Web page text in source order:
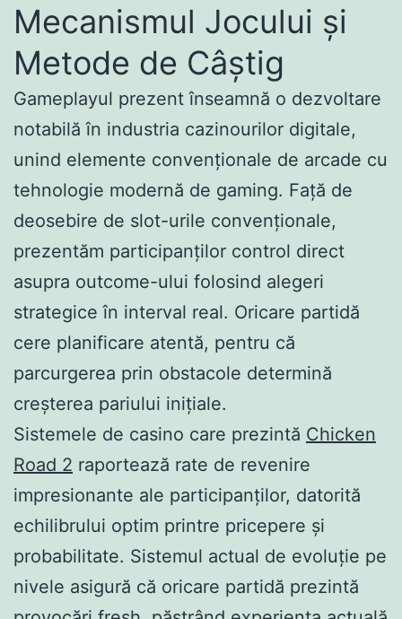
Mecanismul Jocului și
Metode de Câștig
Gameplayul prezent înseamnă o dezvoltare
notabilă în industria cazinourilor digitale,
unind elemente convenționale de arcade cu
tehnologie modernă de gaming. Față de
deosebire de slot-urile convenționale,
prezentăm participanților control direct
asupra outcome-ului folosind alegeri
strategice în interval real. Oricare partidă
cere planificare atentă, pentru că
parcurgerea prin obstacole determină
creșterea pariului inițiale.
Sistemele de casino care prezintă Chicken
Road 2 raportează rate de revenire
impresionante ale participanților, datorită
echilibrului optim printre pricepere și
probabilitate. Sistemul actual de evoluție pe
nivele asigură că oricare partidă prezintă